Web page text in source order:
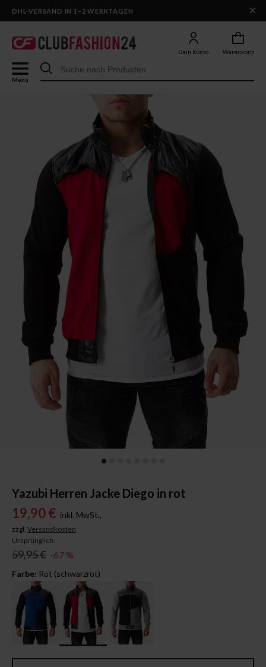
Dein Konto Warenkorb
Menu
DHL-VERSAND IN 1–2 WERKTAGEN ×
Yazubi Herren Jacke Diego in rot
19,90 € inkl. MwSt.,
zzgl. Versandkosten
Ursprünglich:
59,95 € -67 %
Farbe: Rot (schwarzrot)